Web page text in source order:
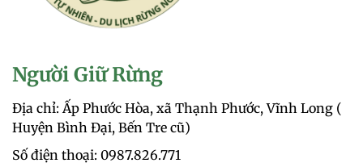
Người Giữ Rừng
Địa chỉ: Ấp Phước Hòa, xã Thạnh Phước, Vĩnh Long (
Huyện Bình Đại, Bến Tre cũ)
Số điện thoại: 0987.826.771‬